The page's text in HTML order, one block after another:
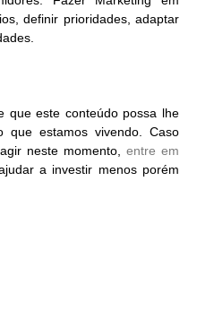
definir prioridades, adaptar
que este conteúdo possa lhe
que estamos vivendo. Caso
neste momento, entre em
a investir menos porém